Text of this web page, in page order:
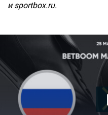
и sportbox.ru.